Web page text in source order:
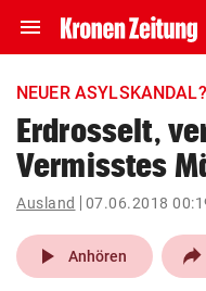
menu Navigation
ein-/ausklappen
account_circle Anmelden
pin_drop
Wien
NEUER ASYLSKANDAL?
Erdrosselt,
Vermisstes
Ausland 07.06.2018
play_arrow Anhören